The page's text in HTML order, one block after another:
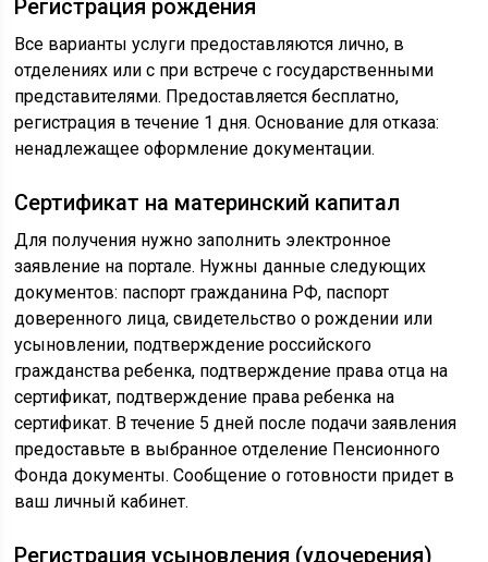
Регистрация рождения
Все варианты услуги предоставляются лично, в
отделениях или с при встрече с государственными
представителями. Предоставляется бесплатно,
регистрация в течение 1 дня. Основание для отказа:
ненадлежащее оформление документации.
Сертификат на материнский капитал
Для получения нужно заполнить электронное
заявление на портале. Нужны данные следующих
документов: паспорт гражданина РФ, паспорт
доверенного лица, свидетельство о рождении или
усыновлении, подтверждение российского
гражданства ребенка, подтверждение права отца на
сертификат, подтверждение права ребенка на
сертификат. В течение 5 дней после подачи заявления
предоставьте в выбранное отделение Пенсионного
Фонда документы. Сообщение о готовности придет в
ваш личный кабинет.
Регистрация усыновления (удочерения)